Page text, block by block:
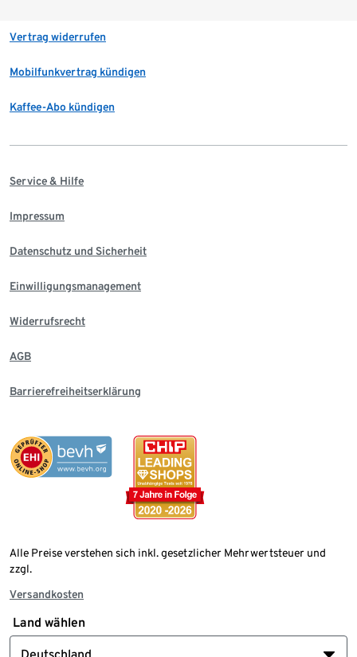
Vertrag widerrufen
Mobilfunkvertrag kündigen
Kaffee-Abo kündigen
Service & Hilfe
Impressum
Datenschutz und Sicherheit
Einwilligungsmanagement
Widerrufsrecht
AGB
Barrierefreiheitserklärung
Alle Preise verstehen sich inkl. gesetzlicher Mehrwertsteuer und
zzgl.
Versandkosten
Land wählen